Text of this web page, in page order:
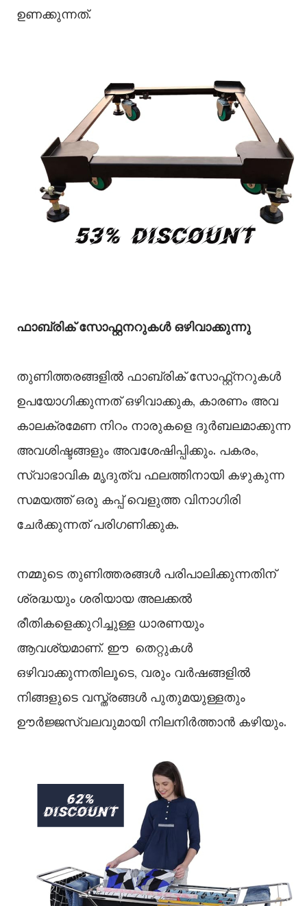
ഉണക്കുന്നത്.
ഫാബ്രിക് സോഫ്റ്റനറുകള്‍ ഒഴിവാക്കുന്നു
തുണിത്തരങ്ങളില്‍ ഫാബ്രിക് സോഫ്റ്റ്നറുകള്‍
ഉപയോഗിക്കുന്നത് ഒഴിവാക്കുക, കാരണം അവ
കാലക്രമേണ നിറം നാരുകളെ ദുര്‍ബലമാക്കുന്ന
അവശിഷ്ടങ്ങളും അവശേഷിപ്പിക്കും. പകരം,
സ്വാഭാവിക മൃദുത്വ ഫലത്തിനായി കഴുകുന്ന
സമയത്ത് ഒരു കപ്പ് വെളുത്ത വിനാഗിരി
ചേര്‍ക്കുന്നത് പരിഗണിക്കുക.
നമ്മുടെ തുണിത്തരങ്ങള്‍ പരിപാലിക്കുന്നതിന്
ശ്രദ്ധയും ശരിയായ അലക്കല്‍
രീതികളെക്കുറിച്ചുള്ള ധാരണയും
ആവശ്യമാണ്. ഈ തെറ്റുകള്‍
ഒഴിവാക്കുന്നതിലൂടെ, വരും വര്‍ഷങ്ങളില്‍
നിങ്ങളുടെ വസ്ത്രങ്ങള്‍ പുതുമയുള്ളതും
ഊര്‍ജ്ജസ്വലവുമായി നിലനിര്‍ത്താന്‍ കഴിയും.